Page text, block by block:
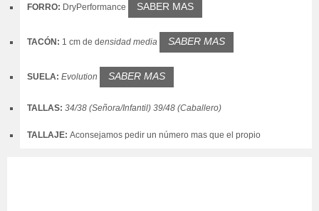
FORRO: DryPerformance SABER MAS
TACÓN: 1 cm de densidad media SABER MAS
SUELA: Evolution SABER MAS
TALLAS: 34/38 (Señora/Infantil) 39/48 (Caballero)
TALLAJE: Aconsejamos pedir un número mas que el propio